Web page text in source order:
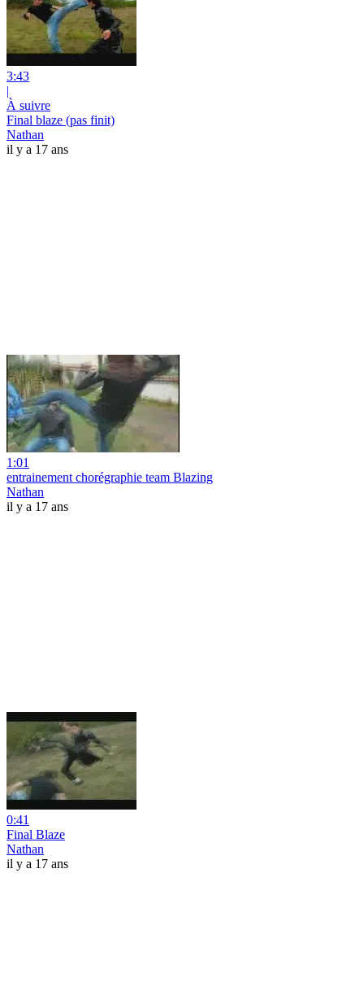
3:43
|
À suivre
Final blaze (pas finit)
Nathan
il y a 17 ans
1:01
entrainement chorégraphie team Blazing
Nathan
il y a 17 ans
0:41
Final Blaze
Nathan
il y a 17 ans